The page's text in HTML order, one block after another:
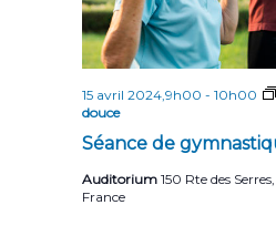
Séance de
15 avril 2024,9h00 - 10h00
douce
Auditorium 150 Rte des
France